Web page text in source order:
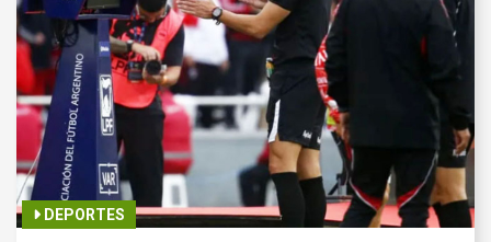
DEPORTES